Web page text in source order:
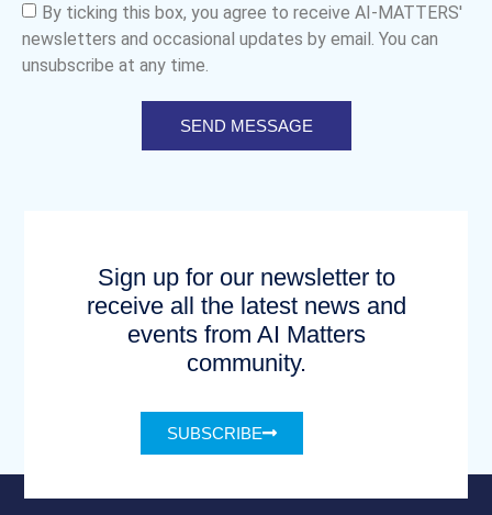
By ticking this box, you agree to receive AI-MATTERS'
newsletters and occasional updates by email. You can
unsubscribe at any time.
SEND MESSAGE
Sign up for our newsletter to
receive all the latest news and
events from AI Matters
community.
SUBSCRIBE